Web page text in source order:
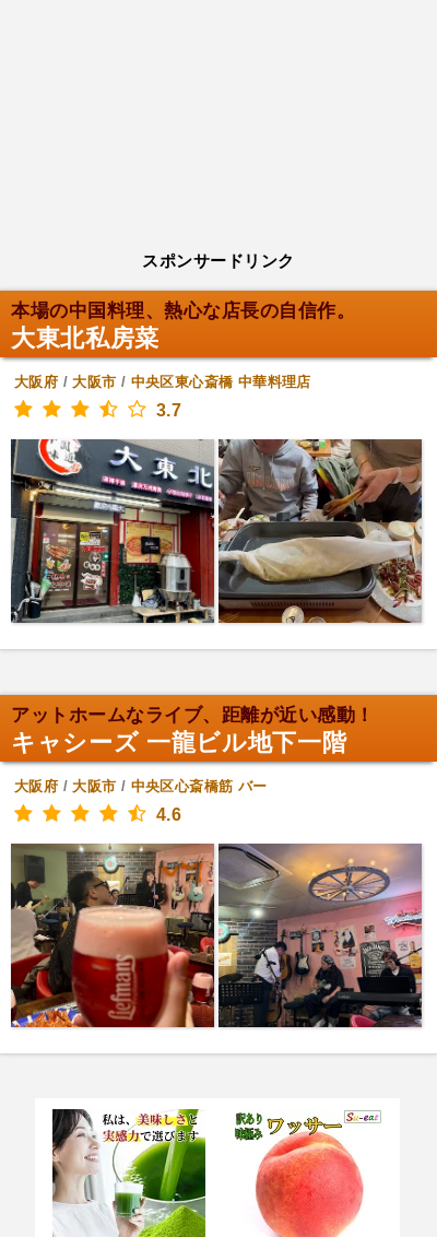
スポンサードリンク
本場の中国料理、熱心な店長の自信作。
大東北私房菜
大阪府 /大阪市 / 中央区東心斎橋 中華料理店
3.7
アットホームなライブ、距離が近い感動！
キャシーズ 一龍ビル地下一階
大阪府 /大阪市 / 中央区心斎橋筋 バー
4.6